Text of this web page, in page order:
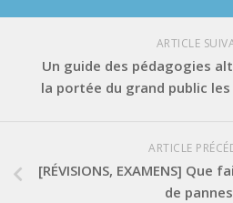
ARTICLE
Un guide des pédagogies
la portée du grand public
ARTICLE
[RÉVISIONS, EXAMENS] Que
de